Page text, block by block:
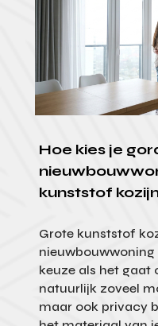
Hoe kies je
kunststof
Grote kunststof
keuze als het gaat
natuurlijk zoveel
maar ook privacy